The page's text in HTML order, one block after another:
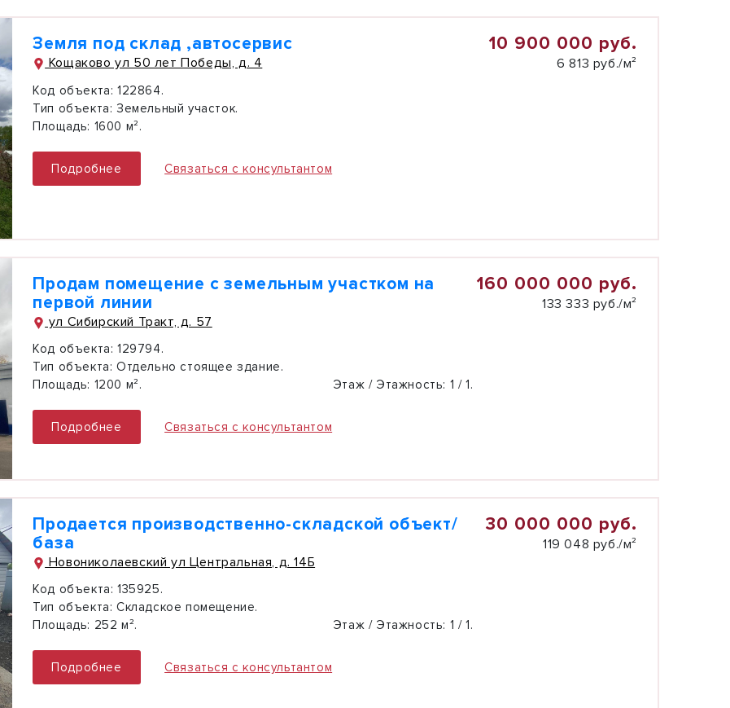
Земля под склад ,автосервис
Кощаково ул 50 лет Победы, д. 4
10 900 000 руб.
6 813 руб./м²
Код объекта: 122864.
Тип объекта: Земельный участок.
Площадь: 1600 м².
Подробнее Связаться с консультантом
Продам помещение с земельным участком на
первой линии
ул Сибирский Тракт, д. 57
160 000 000 руб.
133 333 руб./м²
Код объекта: 129794.
Тип объекта: Отдельно стоящее здание.
Площадь: 1200 м². Этаж / Этажность: 1 / 1.
Подробнее Связаться с консультантом
Продается производственно-складской объект/
база
Новониколаевский ул Центральная, д. 14Б
30 000 000 руб.
119 048 руб./м²
Код объекта: 135925.
Тип объекта: Складское помещение.
Площадь: 252 м². Этаж / Этажность: 1 / 1.
Подробнее Связаться с консультантом